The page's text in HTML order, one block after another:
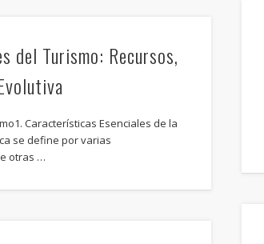
del Turismo: Recursos,
Características Esenciales de la
se define por varias
otras …